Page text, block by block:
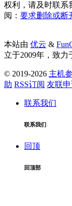
权利，请及时联系
阅： 要求删除或断
本站由 优云 &
立于2009年，致
© 2019-2026 主机
助 RSS订阅 友联
联系我们
联系我们
回顶
回顶部